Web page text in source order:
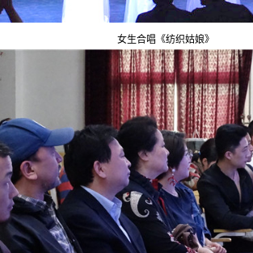
女生合唱《纺织姑娘》